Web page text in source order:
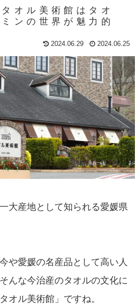
オル美術館はタオ
ンの世界が魅力的
2024.06.29 2024.06.25
大産地として知られる愛媛県
や愛媛の名産品として高い人
んな今治産のタオルの文化に
オル美術館」ですね。